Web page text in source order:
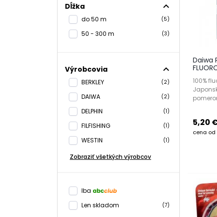
Dĺžka expand_less
do 50 m (5)
50 - 300 m (3)
Výrobcovia expand_less
BERKLEY (2)
DAIWA (2)
DELPHIN (1)
FILFISHING (1)
WESTIN (1)
Zobraziť všetkých výrobcov
Iba
Len skladom
(7)
Daiwa
100%
5,20
cena od